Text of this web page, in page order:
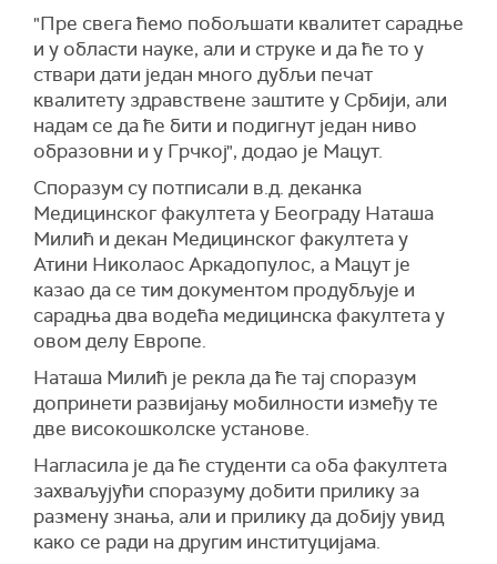
"Пре свега ћемо побољшати квалитет сарадње
и у области науке, али и струке и да ће то у
ствари дати један много дубљи печат
квалитету здравствене заштите у Србији, али
надам се да ће бити и подигнут један ниво
образовни и у Грчкој", додао је Мацут.
Споразум су потписали в.д. деканка
Медицинског факултета у Београду Наташа
Милић и декан Медицинског факултета у
Атини Николаос Аркадопулос, а Мацут је
казао да се тим документом продубљује и
сарадња два водећа медицинска факултета у
овом делу Европе.
Наташа Милић je рекла да ће тај споразум
допринети развијању мобилности између те
две високошколске установе.
Нагласила је да ће студенти са оба факултета
захваљујући споразуму добити прилику за
размену знања, али и прилику да добију увид
како се ради на другим институцијама.